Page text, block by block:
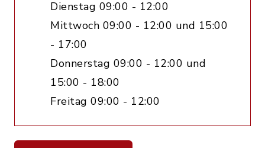
Dienstag 09:00 - 12:00
Mittwoch 09:00 - 12:00 und 15:00
- 17:00
Donnerstag 09:00 - 12:00 und
15:00 - 18:00
Freitag 09:00 - 12:00